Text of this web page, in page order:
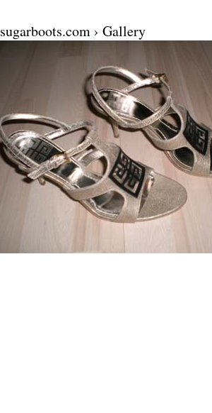
sugarboots.com › Gallery